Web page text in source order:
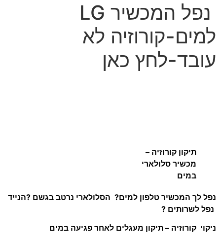
נפל המכשיר LG
למים-קורוזיה לא
עובד-לחץ כאן
תיקון קורוזיה –
מכשיר סלולארי
במים
נפל לך המכשיר טלפון למים? הסלולארי נרטב בגשם ?הנייד
נפל לשרותים ?
ניקוי קורוזיה – תיקון מעגלים לאחר פגיעה במים